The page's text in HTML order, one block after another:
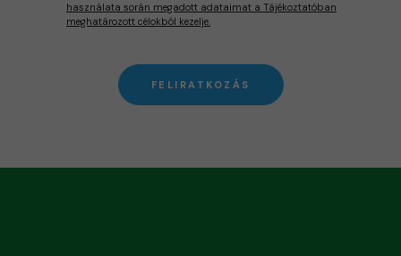
használata során megadott adataimat a Tájékoztatóban
meghatározott célokból kezelje.
FELIRATKOZÁS